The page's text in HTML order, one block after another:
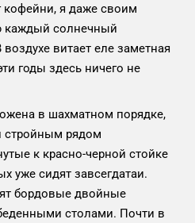
кофейни, я даже своим
солнечный
витает еле заметная
годы здесь ничего не
в шахматном порядке,
стройным рядом
к красно-черной стойке
уже сидят завсегдатаи.
бордовые двойные
столами. Почти в